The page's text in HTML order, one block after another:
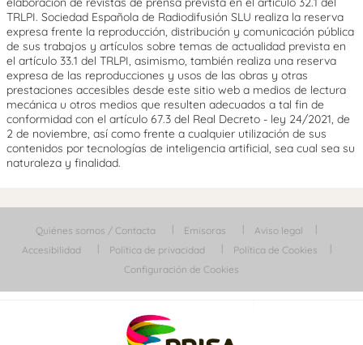
TRLPI. Sociedad Española de Radiodifusión SLU realiza la reserva
expresa frente la reproducción, distribución y comunicación pública
de sus trabajos y artículos sobre temas de actualidad prevista en
el artículo 33.1 del TRLPI, asimismo, también realiza una reserva
expresa de las reproducciones y usos de las obras y otras
prestaciones accesibles desde este sitio web a medios de lectura
mecánica u otros medios que resulten adecuados a tal fin de
conformidad con el artículo 67.3 del Real Decreto - ley 24/2021, de
2 de noviembre, así como frente a cualquier utilización de sus
contenidos por tecnologías de inteligencia artificial, sea cual sea su
naturaleza y finalidad.
Quiénes somos / Contacta Emisoras
Aviso legal
Accesibilidad
Política de privacidad
Política de Cookies
Configuración de Cookies